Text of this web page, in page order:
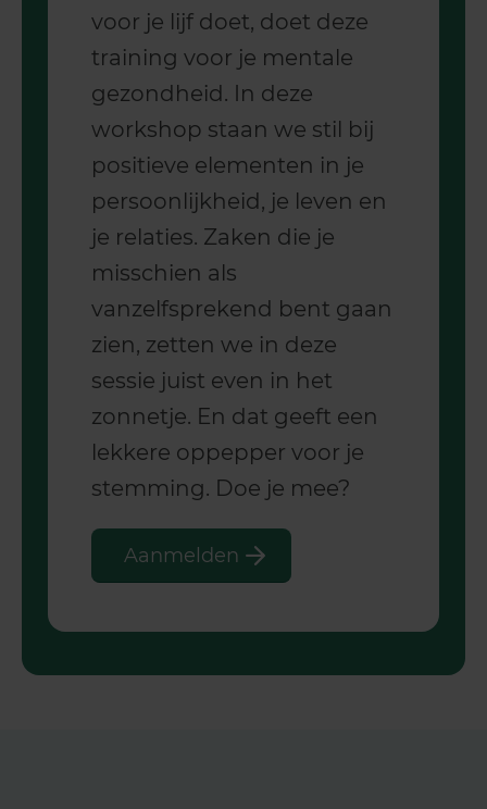
voor je lijf doet, doet deze
training voor je mentale
gezondheid. In deze
workshop staan we stil bij
positieve elementen in je
persoonlijkheid, je leven en
je relaties. Zaken die je
misschien als
vanzelfsprekend bent gaan
zien, zetten we in deze
sessie juist even in het
zonnetje. En dat geeft een
lekkere oppepper voor je
stemming. Doe je mee?
Aanmelden